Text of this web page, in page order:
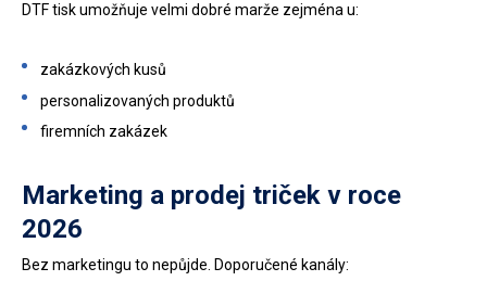
DTF tisk umožňuje velmi dobré marže zejména u:
zakázkových kusů
personalizovaných produktů
firemních zakázek
Marketing a prodej triček v roce
2026
Bez marketingu to nepůjde. Doporučené kanály: